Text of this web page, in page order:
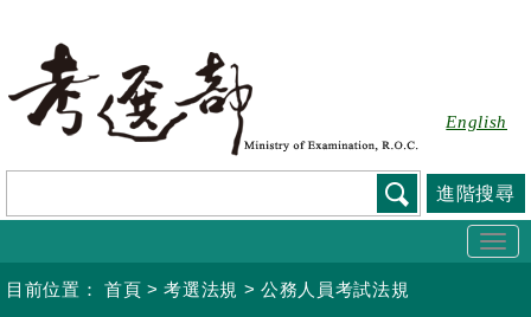
要
容
English
進階搜尋
目前位置： 首頁 >考選法規 >公務人員考試法規